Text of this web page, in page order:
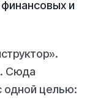
и
Сюда
одной целью: